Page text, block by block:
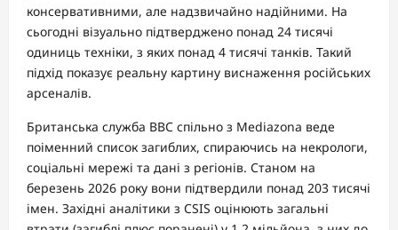
консервативними, але надзвичайно надійними. На
сьогодні візуально підтверджено понад 24 тисячі
одиниць техніки, з яких понад 4 тисячі танків. Такий
підхід показує реальну картину виснаження російських
арсеналів.
Британська служба BBC спільно з Mediazona веде
поіменний список загиблих, спираючись на некрологи,
соціальні мережі та дані з регіонів. Станом на
березень 2026 року вони підтвердили понад 203 тисячі
імен. Західні аналітики з CSIS оцінюють загальні